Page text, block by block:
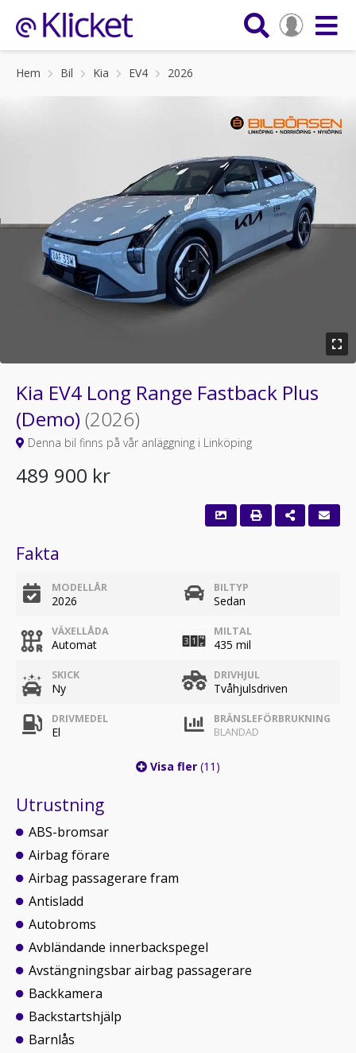
Hem Bil Kia EV4 2026
Kia EV4 Long Range Fastback Plus
(Demo) (2026)
Denna bil finns på vår anläggning i Linköping
489 900 kr
Fakta
MODELLÅR
2026
BILTYP
Sedan
VÄXELLÅDA
Automat
MILTAL
435 mil
SKICK
Ny
DRIVHJUL
Tvåhjulsdriven
DRIVMEDEL
El
BRÄNSLEFÖRBRUKNING
BLANDAD
Visa fler (11)
Utrustning
ABS-bromsar
Airbag förare
Airbag passagerare fram
Antisladd
Autobroms
Avbländande innerbackspegel
Avstängningsbar airbag passagerare
Backkamera
Backstartshjälp
Barnlås